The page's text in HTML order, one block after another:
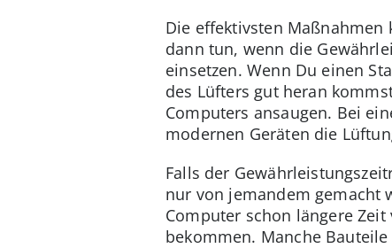
Die effektivsten Maßnahmen
dann tun, wenn die
einsetzen. Wenn Du einen
des Lüfters gut heran
Computers ansaugen. Bei
modernen Geräten die
Falls der
nur von jemandem gemacht
Computer schon längere
bekommen. Manche